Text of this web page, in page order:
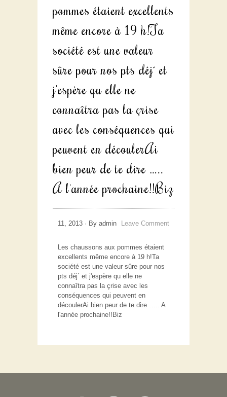
pommes étaient excellents
même encore à 19 h!Ta
société est une valeur
sûre pour nos pts déj´ et
j'espère qu elle ne
connaîtra pas la çrise
avec les conséquences qui
peuvent en découlerAi
bien peur de te dire …..
A l'année prochaine!!Biz
11, 2013 · By admin Leave Comment
Les chaussons aux pommes étaient
excellents même encore à 19 h!Ta
société est une valeur sûre pour nos
pts déj´ et j'espère qu elle ne
connaîtra pas la çrise avec les
conséquences qui peuvent en
découlerAi bien peur de te dire ….. A
l'année prochaine!!Biz